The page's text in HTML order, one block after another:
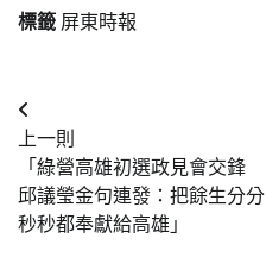
標籤 屏東時報
文
章
導
覽
上一則
「綠營高雄初選政見會交鋒
邱議瑩金句連發：把餘生分分
秒秒都奉獻給高雄」